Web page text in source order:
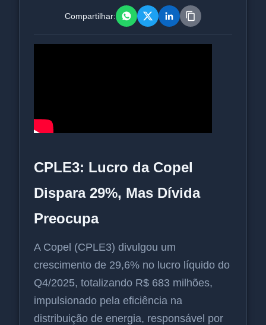
Compartilhar:
CPLE3: Lucro da Copel
Dispara 29%, Mas Dívida
Preocupa
A Copel (CPLE3) divulgou um
crescimento de 29,6% no lucro líquido do
Q4/2025, totalizando R$ 683 milhões,
impulsionado pela eficiência na
distribuição de energia, responsável por